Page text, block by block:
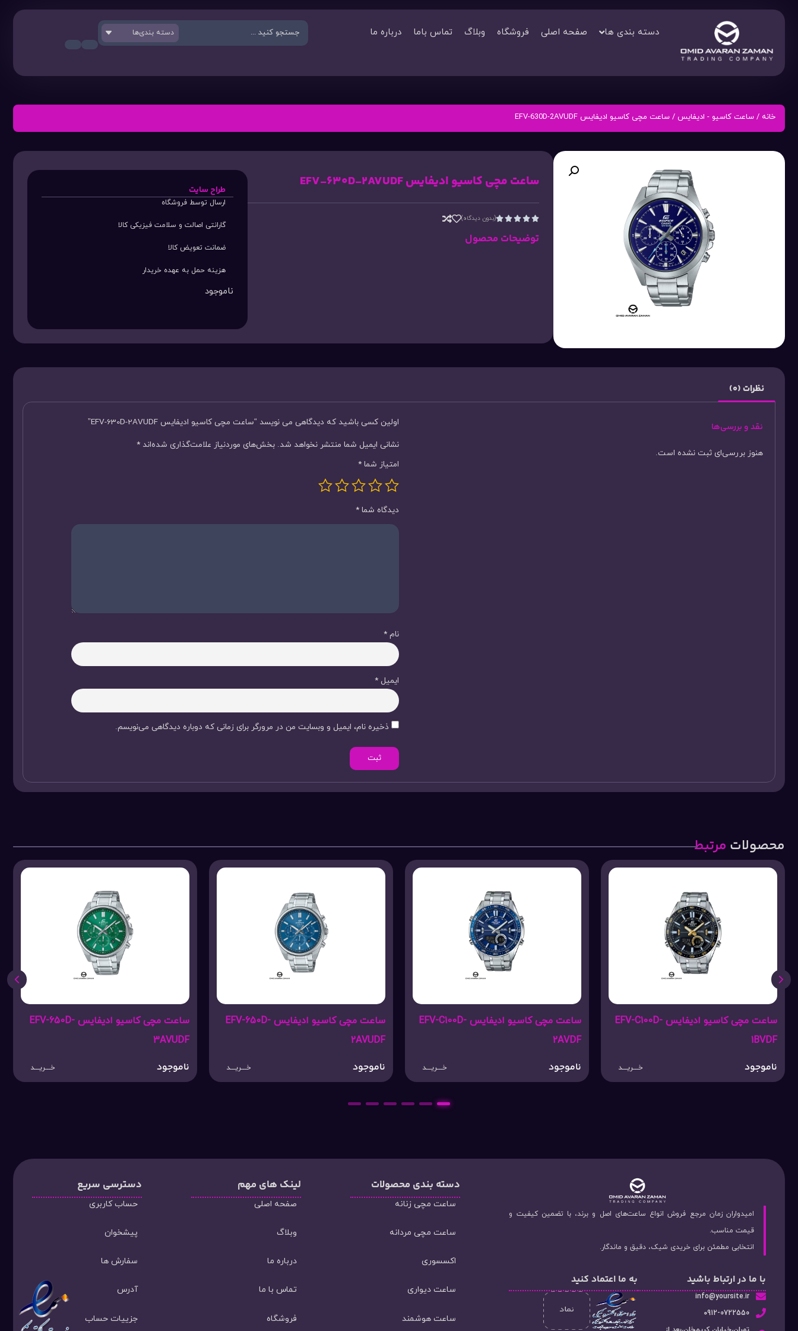
دسته بندی ها صفحه اصلی فروشگاه وبلاگ تماس باما درباره ما دسته بندی‌ها
خانه / ساعت کاسیو - ادیفایس / ساعت مچی کاسیو ادیفایس EFV-630D-2AVUDF
ساعت مچی کاسیو ادیفایس EFV-630D-2AVUDF




(بدون دیدگاه)
توضیحات محصول
طراح سایت
ارسال توسط فروشگاه
گارانتی اصالت و سلامت فیزیکی کالا
ضمانت تعویض کالا
هزینه حمل به عهده خریدار
ناموجود
نظرات (0)
نقد و بررسی‌ها
هنوز بررسی‌ای ثبت نشده است.
اولین کسی باشید که دیدگاهی می نویسد “ساعت مچی کاسیو ادیفایس EFV-630D-2AVUDF”
نشانی ایمیل شما منتشر نخواهد شد. بخش‌های موردنیاز علامت‌گذاری شده‌اند *
امتیاز شما *
دیدگاه شما *
نام *
ایمیل *
ذخیره نام، ایمیل و وبسایت من در مرورگر برای زمانی که دوباره دیدگاهی می‌نویسم.
محصولات مرتبط
ساعت مچی کاسیو ادیفایس EFV-C100D-
1BVDF
ناموجود خـــریـــد
ساعت مچی کاسیو ادیفایس EFV-C100D-
2AVDF
ناموجود خـــریـــد
ساعت مچی کاسیو ادیفایس EFV-650D-
2AVUDF
ناموجود خـــریـــد
ساعت مچی کاسیو ادیفایس EFV-650D-
3AVUDF
ناموجود خـــریـــد
1
2
3
4
5
امیدواران زمان مرجع فروش انواع ساعت‌های اصل و برند، با تضمین کیفیت و
قیمت مناسب.
انتخابی مطمئن برای خریدی شیک، دقیق و ماندگار.
با ما در ارتباط باشید
info@yoursite.ir
۰912-0722550
به ما اعتماد کنید
دسته‌ بندی محصولات
ساعت مچی زنانه
ساعت مچی مردانه
اکسسوری
ساعت دیواری
ساعت هوشمند
لینک های مهم
صفحه اصلی
وبلاگ
درباره ما
تماس با ما
فروشگاه
دسترسی سریع
حساب کاربری
پیشخوان
سفارش ها
آدرس
جزییات حساب